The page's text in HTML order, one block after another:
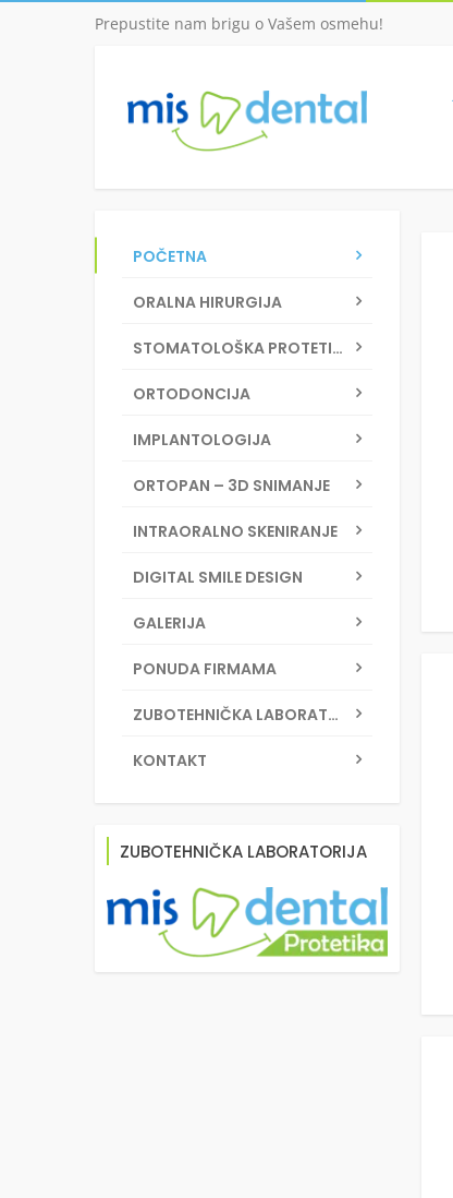
Prepustite nam brigu o Vašem osmehu!
POČETNA
ORALNA HIRURGIJA
STOMATOLOŠKA PROTETIKA
ORTODONCIJA
IMPLANTOLOGIJA
ORTOPAN – 3D SNIMANJE
INTRAORALNO SKENIRANJE
DIGITAL SMILE DESIGN
GALERIJA
PONUDA FIRMAMA
ZUBOTEHNIČKA LABORATORIJA
KONTAKT
ZUBOTEHNIČKA LABORATORIJA